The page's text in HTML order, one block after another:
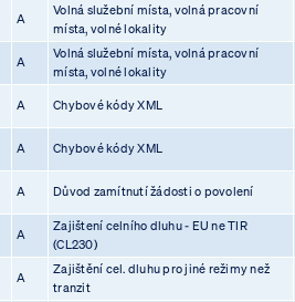
A
Volná služební místa, volná pracovní
místa, volné lokality
A
Volná služební místa, volná pracovní
místa, volné lokality
A Chybové kódy XML
A Chybové kódy XML
A Důvod zamítnutí žádosti o povolení
A
Zajištení celního dluhu - EU ne TIR
(CL230)
A
Zajištění cel. dluhu pro jiné režimy než
tranzit